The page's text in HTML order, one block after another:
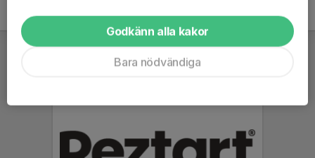
Godkänn alla kakor
Bara nödvändiga